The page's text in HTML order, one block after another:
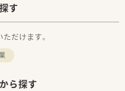
す
だけます。
ら探す